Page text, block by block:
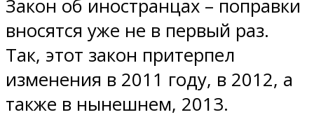
Закон об иностранцах – поправки
вносятся уже не в первый раз.
Так, этот закон притерпел
изменения в 2011 году, в 2012, а
также в нынешнем, 2013.